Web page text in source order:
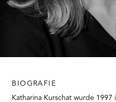
BIOGRAFIE
Katharina Kurschat wurde